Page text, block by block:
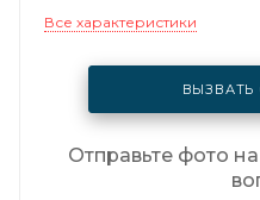
Все характеристики
Отправьте фото